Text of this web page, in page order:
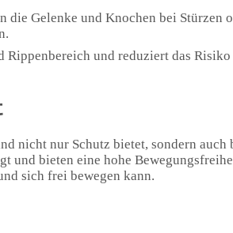
Gelenke und Knochen bei Stürzen
und reduziert das
nicht nur Schutz bietet, sondern auch
und bieten eine hohe
sich frei bewegen kann.